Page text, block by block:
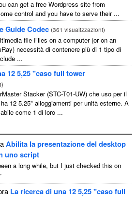
can get a free Wordpress site from
control and you have to serve their...
Guide Codec (361 visualizzazioni)
file Files on a computer(or on an
) necessità di contenere più di 1 tipo di
...
12 5,25 "caso full tower
)
Stacker (STC-T01-UW) che uso per il
12 5.25" alloggiamenti per unità esterne. A
come 1 di loro ...
Abilita la presentazione del desktop
uno script
a long while, but I just checked this on
La ricerca di una 12 5,25 "caso full